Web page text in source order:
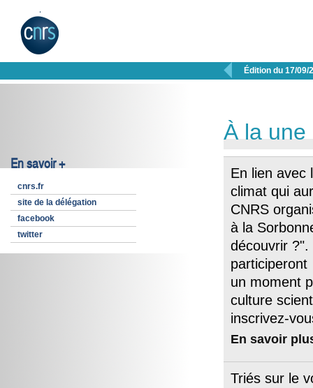
 Édition du 17/09/
En savoir +
cnrs.fr
site de la délégation
facebook
twitter
À la une
En lien avec
climat qui
CNRS
à la
découvrir ?".
un moment
culture
inscrivez-
En savoir
Triés sur le